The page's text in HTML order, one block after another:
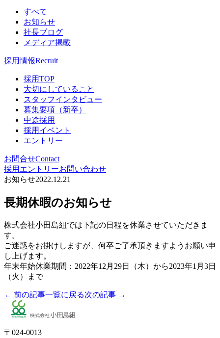
すべて
お知らせ
社長ブログ
メディア掲載
採用情報Recruit
採用TOP
大切にしていること
スタッフインタビュー
募集要項（新卒）
中途採用
採用イベント
エントリー
お問合せContact
採用エントリーお問い合わせ
お知らせ2022.12.21
長期休暇のお知らせ
株式会社小田島組では下記の日程を休業させていただきま
す。
ご迷惑をお掛けしますが、何卒ご了承頂きますようお願い申
し上げます。
年末年始休業期間：2022年12月29日（木）から2023年1月3日
（火）まで
← 前の記事一覧に戻る次の記事 →
〒024-0013